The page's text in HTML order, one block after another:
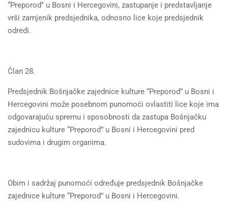
“Preporod” u Bosni i Hercegovini, zastupanje i predstavljanje
vrši zamjenik predsjednika, odnosno lice koje predsjednik
odredi.
Član 28.
Predsjednik Bošnjačke zajednice kulture “Preporod” u Bosni i
Hercegovini može posebnom punomoći ovlastiti lice koje ima
odgovarajuću spremu i sposobnosti da zastupa Bošnjačku
zajednicu kulture “Preporod” u Bosni i Hercegovini pred
sudovima i drugim organima.
Obim i sadržaj punomoći određuje predsjednik Bošnjačke
zajednice kulture “Preporod” u Bosni i Hercegovini.